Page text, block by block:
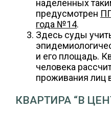
наделенных
предусмотрен
года №14.
Здесь суды
и его площадь.
человека
проживания лиц
КВАРТИРА “В